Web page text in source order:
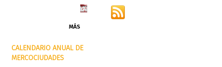
MÁS
CALENDARIO ANUAL DE
MERCOCIUDADES